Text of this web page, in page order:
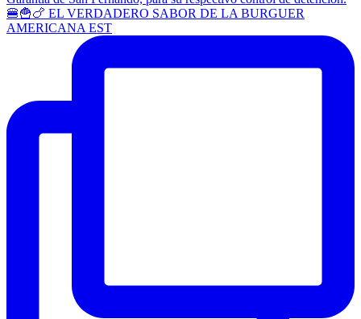
🍔🍟🍗 EL VERDADERO SABOR DE LA BURGUER
AMERICANA EST